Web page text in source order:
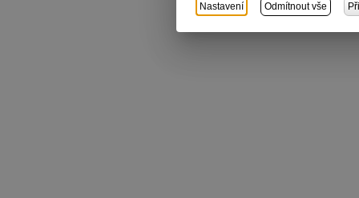
Nastavení Odmítnout vše